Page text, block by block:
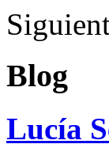
Blog
Lucía